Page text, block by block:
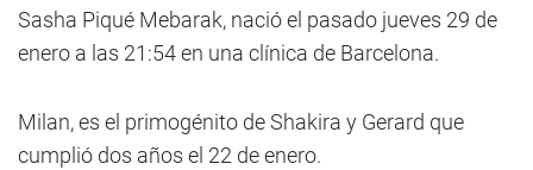
Sasha Piqué Mebarak, nació el pasado jueves 29 de
enero a las 21:54 en una clínica de Barcelona.
Milan, es el primogénito de Shakira y Gerard que
cumplió dos años el 22 de enero.